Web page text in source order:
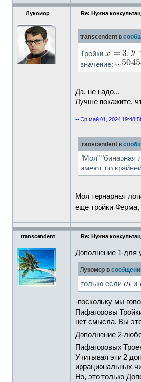
Лукомор Re: Нужна
transcendent в
Тройки ,
значение:
Да, не надо...
Лучше покажите,
-- Ср май 01, 2024
transcendent в
"Моя" "бинарная
имеют, по
Моя тернарная
еще тройки Ферма,
transcendent Re: Нужна
Дополнение 1-для
Лукомор в
только если и
-поскольку мы
Пифагоровы
нет смысла. Вы
Дополнение 2-
Пифагоровых
Учитывая эти 2
иррациональных
Но, это только